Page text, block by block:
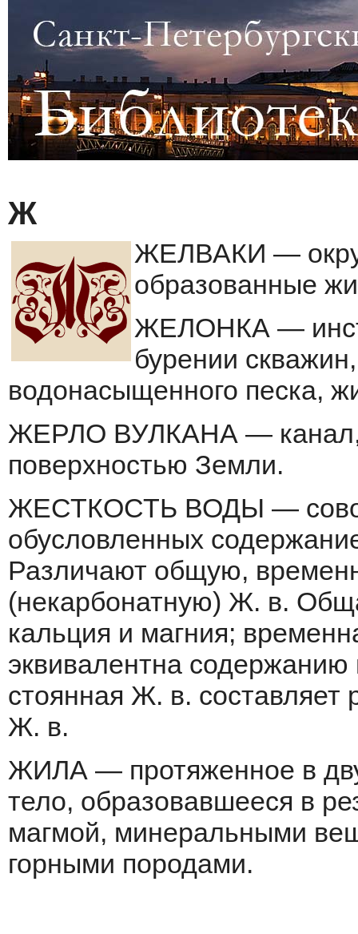
Ж
ЖЕЛВАКИ —
образованные
ЖЕЛОНКА —
бурении
водонасыщенного песка,
ЖЕРЛО ВУЛКАНА — канал,
поверх­ностью Земли.
ЖЕСТКОСТЬ ВОДЫ —
обусловленных
Различают общую,
(некарбонатную) Ж. в.
кальция и магния;
эквивалентна
стоянная Ж. в. составляет
Ж. в.
ЖИЛА — протяженное в
тело, об­разовавшееся в
магмой, минеральными
горными породами.